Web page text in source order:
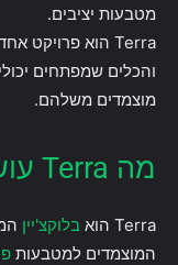
מטבעות יציבים.
והכלים שמפתחים
מוצמדים משלהם.
מה Terra עושה?
Terra הוא בלוקצ'יין
המוצמדים למטבעות